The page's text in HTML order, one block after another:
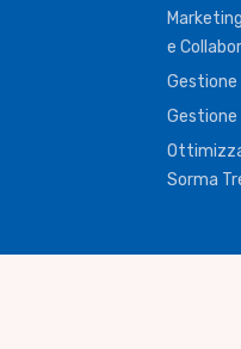
e
Gestione
Sorma